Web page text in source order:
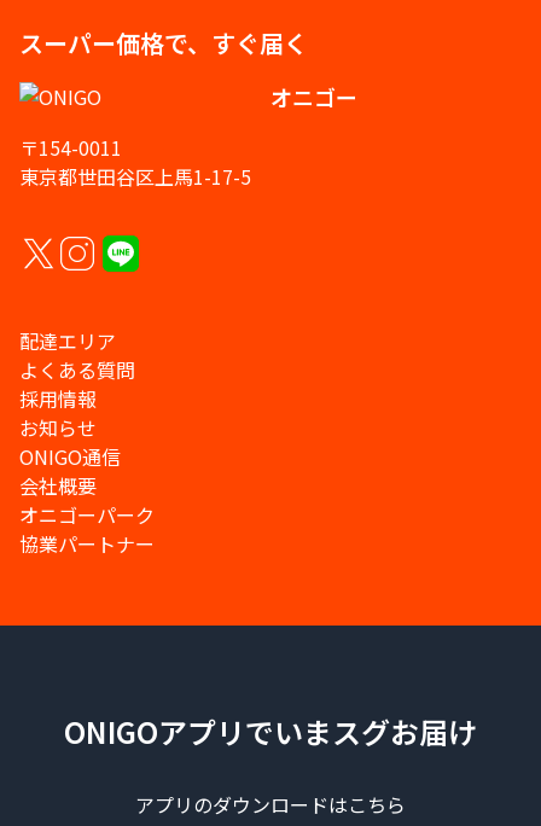
スーパー価格で、すぐ届く
オニゴー
〒154-0011
東京都世田谷区上馬1-17-5
配達エリア
よくある質問
採用情報
お知らせ
ONIGO通信
会社概要
オニゴーパーク
協業パートナー
ONIGOアプリでいまスグお届け
アプリのダウンロードはこちら